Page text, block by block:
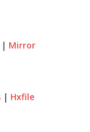
| Mirror
| Hxfile